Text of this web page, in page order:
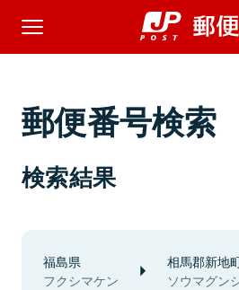
郵便番号検索
検索結果
福島県
フクシマケン
相馬郡新地
ソウマグン